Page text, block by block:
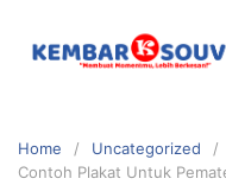
Home
Uncategorized
Contoh Plakat Untuk